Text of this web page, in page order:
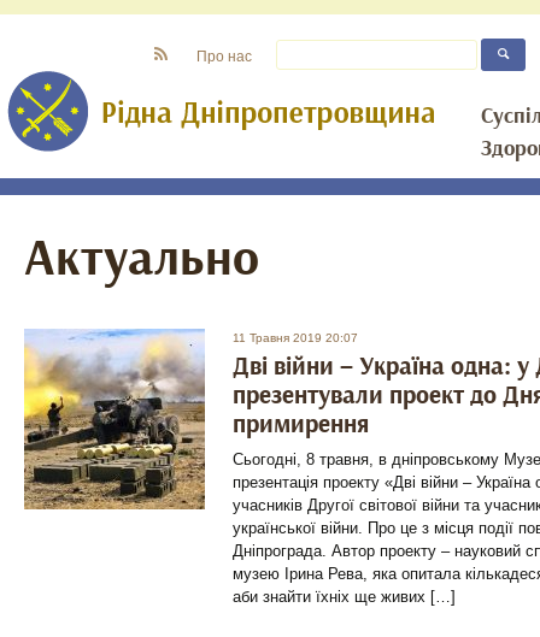
Про нас
Актуально
11 Травня 2019 20:07
Дві війни – Україна одна: у
презентували проект до
примирення
Сьогодні, 8 травня, в дніпровському
презентація проекту «Дві війни –
учасників Другої світової війни та
української війни. Про це з місця події
Дніпрограда. Автор проекту – науковий
музею Ірина Рева, яка опитала
аби знайти їхніх ще живих […]